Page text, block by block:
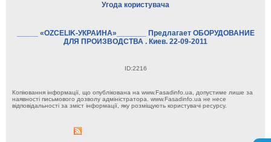
Угода користувача
_____ «OZCELIK-УКРАИНА»_______ Предлагает ОБОРУДОВАНИЕ
ДЛЯ ПРОИЗВОДСТВА . Киев. 22-09-2011
ID:2216
Копіювання інформації, що опублікована на www.Fasadinfo.ua, допустиме лише за
наявності письмового дозволу адміністратора. www.Fasadinfo.ua не несе
відповідальності за зміст інформації, яку розміщують користувачі ресурсу.